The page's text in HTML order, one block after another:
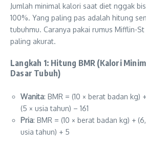
Jumlah minimal kalori saat diet nggak
100%. Yang paling pas adalah hitung
tubuhmu. Caranya pakai rumus Mifflin-
paling akurat.
Langkah 1: Hitung BMR (Kalori
Dasar Tubuh)
Wanita: BMR = (10 × berat badan kg)
(5 × usia tahun) – 161
Pria: BMR = (10 × berat badan kg) +
usia tahun) + 5